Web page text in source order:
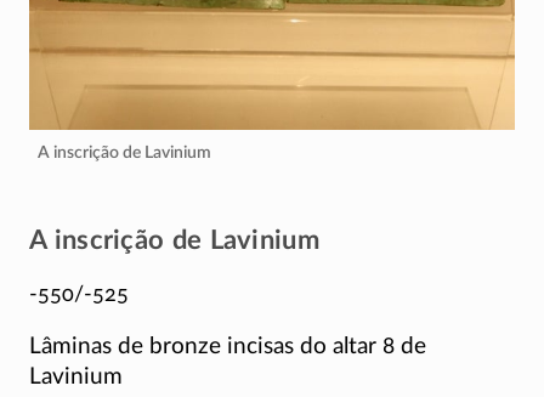
A inscrição de Lavinium
A inscrição de Lavinium
-550/-525
Lâminas de bronze incisas do altar 8 de
Lavinium